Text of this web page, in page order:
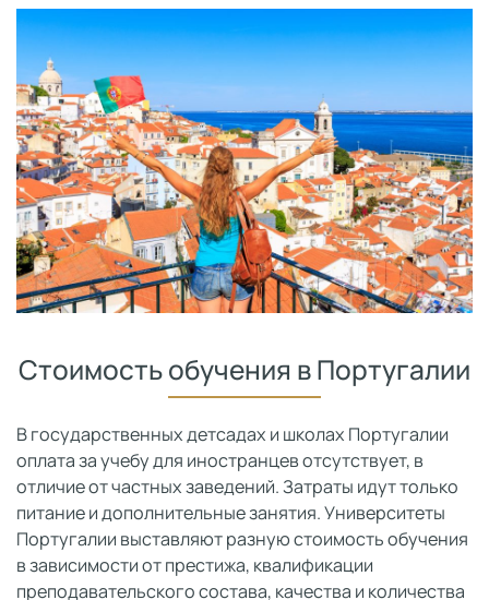
Стоимость обучения в Португалии
В государственных детсадах и школах Португалии
оплата за учебу для иностранцев отсутствует, в
отличие от частных заведений. Затраты идут только
питание и дополнительные занятия. Университеты
Португалии выставляют разную стоимость обучения
в зависимости от престижа, квалификации
преподавательского состава, качества и количества